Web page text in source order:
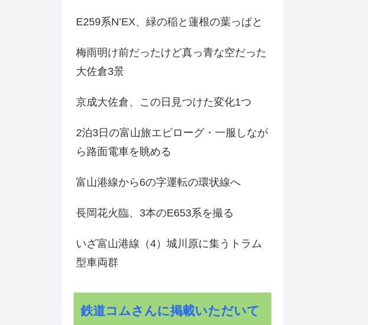
E259系N’EX、緑の稲と蓮根の葉っぱと
梅雨明け前だったけど真っ青な空だった
大佐倉3景
京成大佐倉、この日見つけた変化1つ
2泊3日の富山旅エピローグ・一服しなが
ら路面電車を眺める
富山港線から6の字運転の環状線へ
長岡花火臨、3本のE653系を撮る
いざ富山港線（4）城川原に集うトラム
型車両群
鉄道コムさんに掲載いただいて